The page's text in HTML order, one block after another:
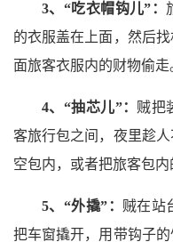
3、“吃衣帽钩儿”：
的衣服盖在上面，然后
面旅客衣服内的财物偷走
4、“抽芯儿”： 贼把
客旅行包之间，夜里趁
空包内，或者把旅客包内
5、“外撬”： 贼在站
把车窗撬开，用带钩子